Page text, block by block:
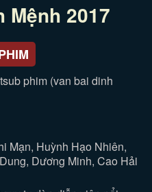
Mệnh 2017
phim (van bai dinh
Mạn, Huỳnh Hạo Nhiên,
Dương Minh, Cao Hải